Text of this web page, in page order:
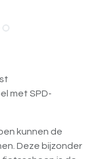
met SPD-
kunnen de
Deze bijzonder